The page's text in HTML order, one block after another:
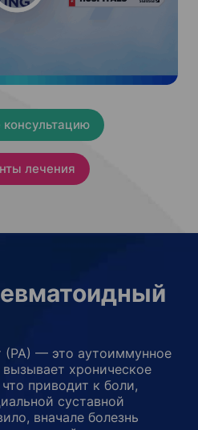
консультацию
лечения
(РА) — это аутоиммунное
хроническое
приводит к боли,
суставной
вначале болезнь